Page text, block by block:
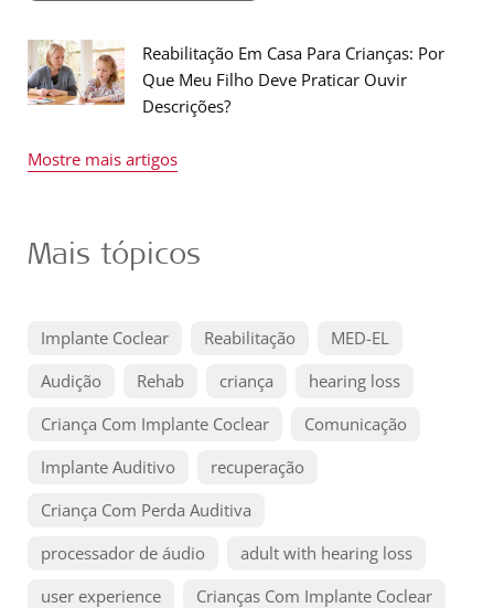
Reabilitação Em Casa Para Crianças: Por
Que Meu Filho Deve Praticar Ouvir
Descrições?
Mostre mais artigos
Mais tópicos
Implante Coclear Reabilitação
MED-EL
Audição
Rehab criança
hearing loss
Criança Com Implante Coclear
Comunicação
Implante Auditivo
recuperação
Criança Com Perda Auditiva
processador de áudio
adult with hearing loss
user experience
Crianças Com Implante Coclear